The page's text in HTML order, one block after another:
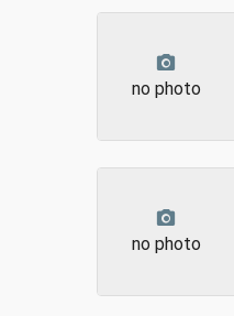
no photo
no photo